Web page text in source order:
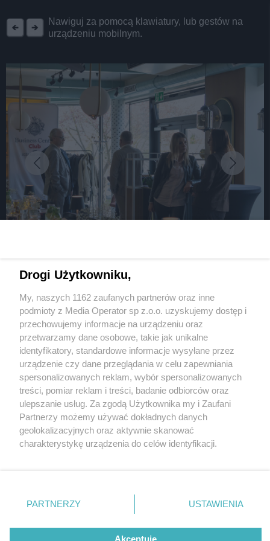
Nawiguj za pomocą klawiatury, lub gestów na
urządzeniu mobilnym.
przetrwać cyberatak na firmę? Ważne kwestie i
3 / 19
Spotkanie Lozy Katowickiej
BCC kwiecien 2025 4
Wydawca mediów lokalnych
Nie zapomnij
zapoznać się z:
polityką prywatności regulamin korzystania z portali
Twojemiasto
Piekary Śląskie
Chorzów
Tarnowskie Góry
Gliwice
Skontakuj sięz nami
Kontakt
Wydawca
Redakcja
Drogi Użytkowniku,
My, naszych 1162 zaufanych partnerów oraz inne
podmioty z Media Operator sp z.o.o. uzyskujemy dostęp i
przechowujemy informacje na urządzeniu oraz
przetwarzamy dane osobowe, takie jak unikalne
identyfikatory, standardowe informacje wysyłane przez
urządzenie czy dane przeglądania w celu zapewniania
spersonalizowanych reklam, wybór spersonalizowanych
treści, pomiar reklam i treści, badanie odbiorców oraz
ulepszanie usług. Za zgodą Użytkownika my i Zaufani
Partnerzy możemy używać dokładnych danych
geolokalizacyjnych oraz aktywnie skanować
charakterystykę urządzenia do celów identyfikacji.
zmienić/wycofać klikając przycisk ustawień prywatności
znajdujący się w lewym dolnym rogu strony
rodzaje przetwarzania danych nie wymagają zgody
użytkownika, ale masz prawo sprzeciwić się takiemu
PARTNERZY USTAWIENIA
Akceptuję